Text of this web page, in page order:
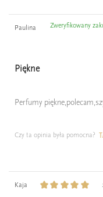
Paulina Zweryfikowany
Piękne
Perfumy
Czy ta opinia była pomocna?
Kaja